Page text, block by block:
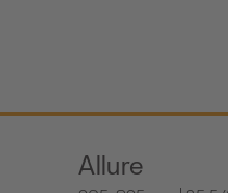
Allure